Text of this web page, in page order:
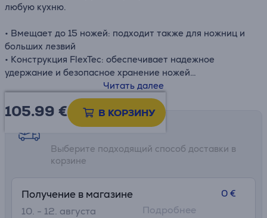
любую кухню.
• Вмещает до 15 ножей: подходит также для ножниц и
больших лезвий
• Конструкция FlexTec: обеспечивает надежное
удержание и безопасное хранение ножей
• Современный и стабильный: прочное основание из
нержавеющей стали Cromargan гарантирует
стабильность и стильный внешний вид
• Компактный блок легко помещается на кухонной
столешнице или полке
Читать далее
105.99 € В КОРЗИНУ
Возможности доставки
Выберите подходящий способ доставки в
корзине
Получение в магазине
10. - 12. августа
0 €
Подробнее